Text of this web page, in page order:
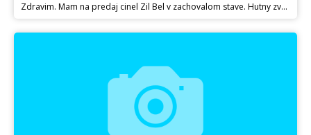
Zdravim. Mam na predaj cinel Zil Bel v zachovalom stave. Hutny zvuk. Zachovaly neposkodeny. Predavam z dovodu nevyuzitia. Idealne osobny odber. Po dohode mozem poslat postou.